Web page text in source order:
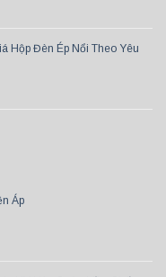
Hộp Đèn Ép Nổi Theo Yêu
Áp